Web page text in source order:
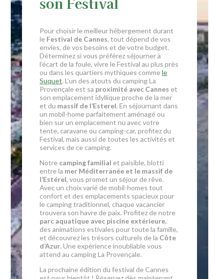
Pour choisir le meilleur hébergement durant
le Festival de Cannes, tout dépend de vos
envies, de vos besoins et de votre budget.
Déterminez si vous préférez séjourner à
l’écart de la foule, vivre le Festival au plus près
ou dans les quartiers mythiques commele
Suquet. L’un des atouts du camping La
Provençale est sa proximité avec Cannes et
son emplacement idyllique proche de la mer
et du massif de l’Esterel. En séjournant dans
un mobil-home parfaitement aménagé ou
bien sur un emplacement nu avec votre
tente, caravane ou camping-car, profitez du
Festival, mais aussi de toutes les activités et
services de ce camping.
Notre camping familial et paisible, blotti
entre la mer Méditerranée et le massif de
l’Estérel, vous promet un séjour de rêve.
Avec un choix varié de mobil-homes tout
confort et des emplacements spacieux pour
le camping traditionnel, chaque vacancier
trouvera son havre de paix. Profitez de notre
parc aquatique avec piscine extérieure,
des animations estivales pour toute la famille,
et découvrez les trésors culturels de la Côte
d’Azur. Une expérience inoubliable vous
attend au camping La Provençale.
La prochaine édition du festival de Cannes